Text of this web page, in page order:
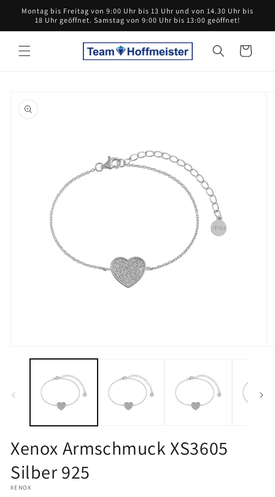
zum
Inhalt
Montag bis Freitag von 9:00 Uhr bis 13 Uhr und von 14.30 Uhr bis
18 Uhr geöffnet. Samstag von 9:00 Uhr bis 13:00 geöffnet!
Warenkorb
Xenox Armschmuck XS3605
Silber 925
XENOX